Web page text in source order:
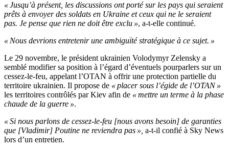
« Jusqu’à présent, les discussions ont porté sur les pays qui seraient
prêts à envoyer des soldats en Ukraine et ceux qui ne le seraient
pas. Je pense que rien ne doit être exclu », a-t-elle continué.
« Nous devrions entretenir une ambiguïté stratégique à ce sujet. »
Le 29 novembre, le président ukrainien Volodymyr Zelensky a
semblé modifier sa position à l’égard d’éventuels pourparlers sur un
cessez-le-feu, appelant l’OTAN à offrir une protection partielle du
territoire ukrainien. Il propose de « placer sous l’égide de l’OTAN »
les territoires contrôlés par Kiev afin de « mettre un terme à la phase
chaude de la guerre ».
« Si nous parlons de cessez-le-feu [nous avons besoin] de garanties
que [Vladimir] Poutine ne reviendra pas », a-t-il confié à Sky News
lors d’un entretien.